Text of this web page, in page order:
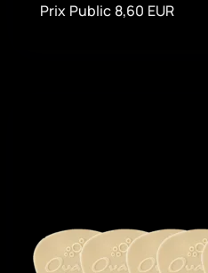
Prix Public 8,60 EUR